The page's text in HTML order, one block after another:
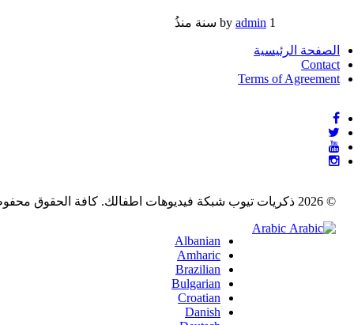
by admin 1 سنة منذُ
الصفحة الرئيسية
Contact
Terms of Agreement
© 2026 ذكريات تيوب شبكة فيديوهات اطفالك. كافة الحقوق محفوظة ذكريات تيوب شبكة فيديوهات اطفالك created with
Albanian
Amharic
Brazilian
Bulgarian
Croatian
Danish